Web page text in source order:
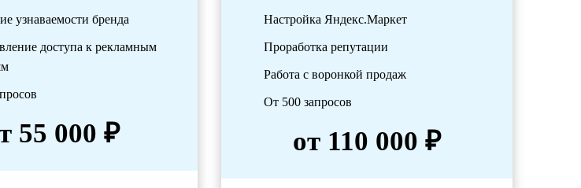
узнаваемости бренда
доступа к рекламным
55 000 ₽
Настройка Яндекс.Маркет
Проработка репутации
Работа с воронкой продаж
От 500 запросов
от 110 000 ₽